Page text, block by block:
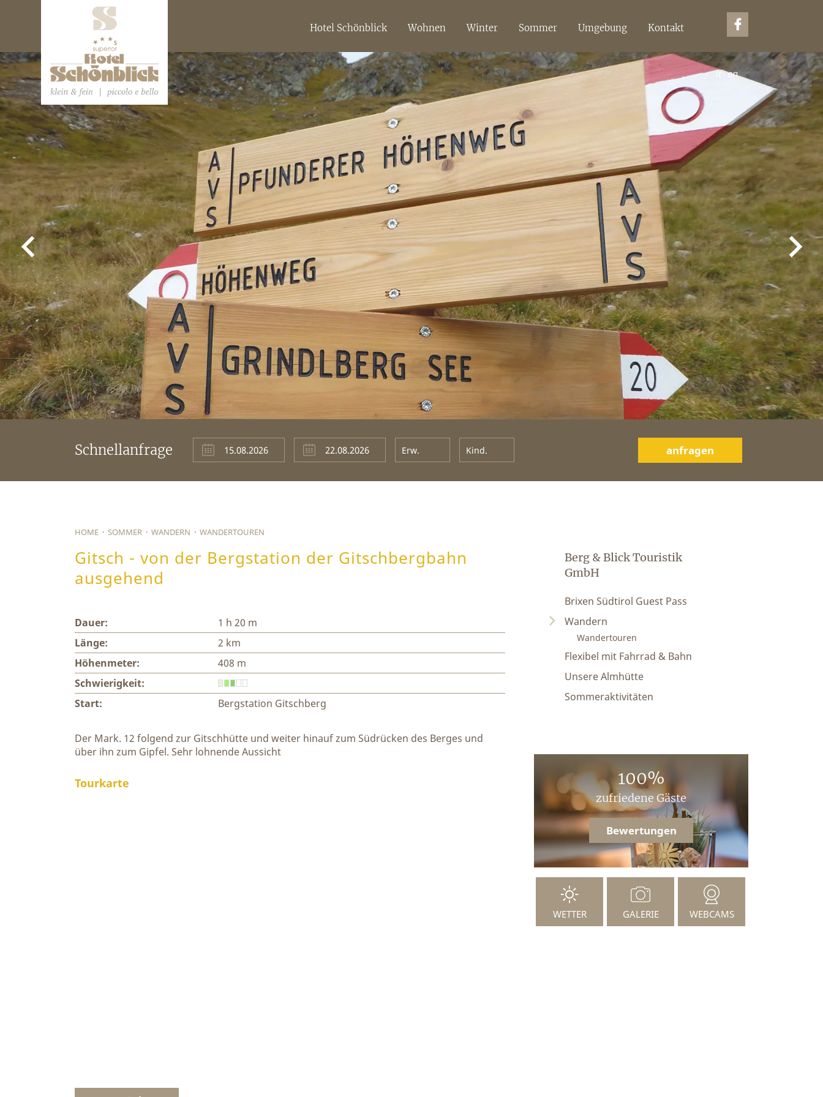
it·en
Hotel Schönblick Wohnen Winter Sommer Umgebung Kontakt
Schnellanfrage anfragen
HOME · SOMMER · WANDERN · WANDERTOUREN
Gitsch - von der Bergstation der Gitschbergbahn
ausgehend
Dauer:
1 h 20 m
Länge:
2 km
Höhenmeter:
408 m
Schwierigkeit:
Start:
Bergstation Gitschberg
Der Mark. 12 folgend zur Gitschhütte und weiter hinauf zum Südrücken des Berges und
über ihn zum Gipfel. Sehr lohnende Aussicht
Tourkarte
Berg & Blick Touristik
GmbH
Brixen Südtirol Guest Pass
Wandern
Wandertouren
Flexibel mit Fahrrad & Bahn
Unsere Almhütte
Sommeraktivitäten
100%
zufriedene Gäste
Bewertungen
WETTER GALERIE WEBCAMS